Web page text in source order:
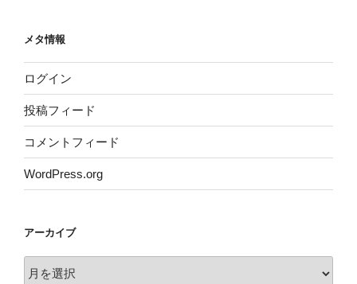
メタ情報
ログイン
投稿フィード
コメントフィード
WordPress.org
アーカイブ